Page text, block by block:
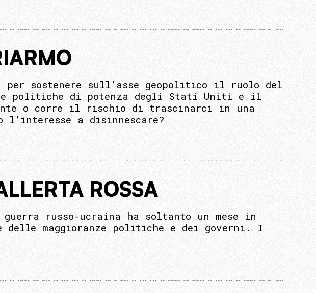
per sostenere sull’asse geopolitico il ruolo del
politiche di potenza degli Stati Uniti e il
o corre il rischio di trascinarci in una
a disinnescare?
ROSSA
russo-ucraina ha soltanto un mese in
delle maggioranze politiche e dei governi. I